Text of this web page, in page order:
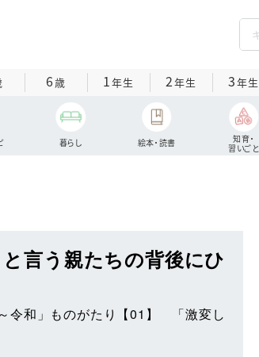
6歳 1年生 2年生 3年生
暮らし 絵本・読書
知育・
習いごと
言う親たちの背後にひ
令和」ものがたり【01】 「激変し